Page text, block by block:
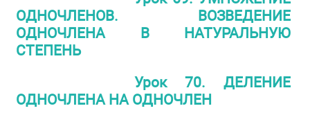
ОДНОЧЛЕНОВ. ВОЗВЕДЕНИЕ
ОДНОЧЛЕНА В НАТУРАЛЬНУЮ
СТЕПЕНЬ
Урок 70. ДЕЛЕНИЕ
ОДНОЧЛЕНА НА ОДНОЧЛЕН